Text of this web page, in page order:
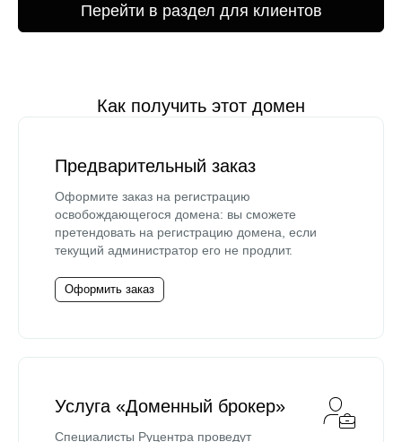
Перейти в раздел для клиентов
Как получить этот домен
Предварительный заказ
Оформите заказ на регистрацию
освобождающегося домена: вы сможете
претендовать на регистрацию домена, если
текущий администратор его не продлит.
Оформить заказ
Услуга «Доменный брокер»
Специалисты Руцентра проведут